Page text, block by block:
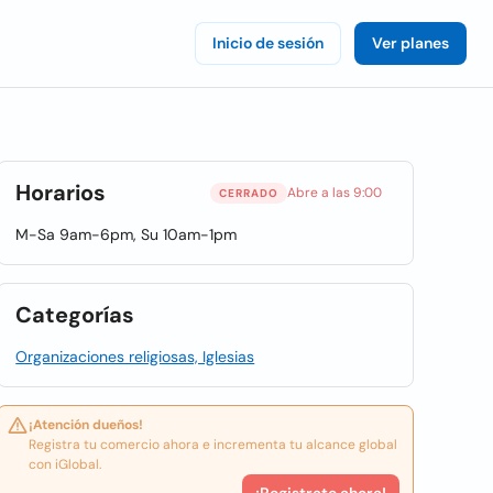
Inicio de sesión Ver planes
Horarios CERRADO Abre a las 9:00
M-Sa 9am-6pm, Su 10am-1pm
Categorías
Organizaciones religiosas, Iglesias
¡Atención dueños!
Registra tu comercio ahora e incrementa tu alcance global
con iGlobal.